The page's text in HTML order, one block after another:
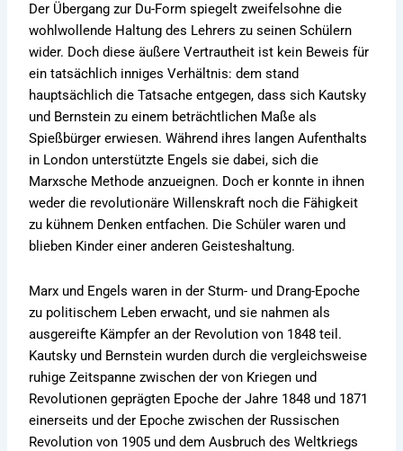
Der Übergang zur Du-Form spiegelt zweifelsohne die
wohlwollende Haltung des Lehrers zu seinen Schülern
wider. Doch diese äußere Vertrautheit ist kein Beweis für
ein tatsächlich inniges Verhältnis: dem stand
hauptsächlich die Tatsache entgegen, dass sich Kautsky
und Bernstein zu einem beträchtlichen Maße als
Spießbürger erwiesen. Während ihres langen Aufenthalts
in London unterstützte Engels sie dabei, sich die
Marxsche Methode anzueignen. Doch er konnte in ihnen
weder die revolutionäre Willenskraft noch die Fähigkeit
zu kühnem Denken entfachen. Die Schüler waren und
blieben Kinder einer anderen Geisteshaltung.
Marx und Engels waren in der Sturm- und Drang-Epoche
zu politischem Leben erwacht, und sie nahmen als
ausgereifte Kämpfer an der Revolution von 1848 teil.
Kautsky und Bernstein wurden durch die vergleichsweise
ruhige Zeitspanne zwischen der von Kriegen und
Revolutionen geprägten Epoche der Jahre 1848 und 1871
einerseits und der Epoche zwischen der Russischen
Revolution von 1905 und dem Ausbruch des Weltkriegs